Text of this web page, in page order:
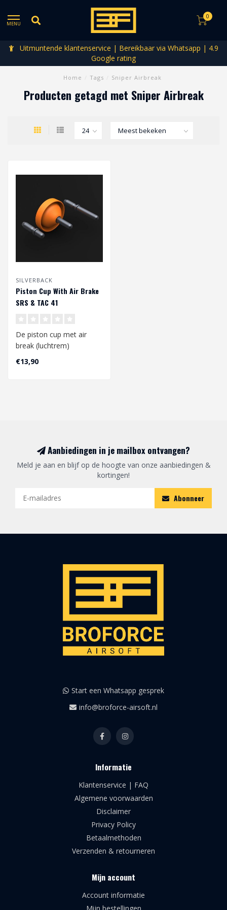
MENU
0
Uitmuntende klantenservice | Bereikbaar via Whatsapp | 4.9
Google rating
Home Tags Sniper Airbreak
Producten getagd met Sniper Airbreak
SILVERBACK
Piston Cup With Air Brake
SRS & TAC 41
De piston cup met air
break (luchtrem)
onderbreekt de
luchtstroom voordat de
€13,90
Aanbiedingen in je mailbox ontvangen?
Meld je aan en blijf op de hoogte van onze aanbiedingen &
kortingen!
Abonneer
Start een Whatsapp gesprek
info@broforce-airsoft.nl
Informatie
Klantenservice | FAQ
Algemene voorwaarden
Disclaimer
Privacy Policy
Betaalmethoden
Verzenden & retourneren
Mijn account
Account informatie